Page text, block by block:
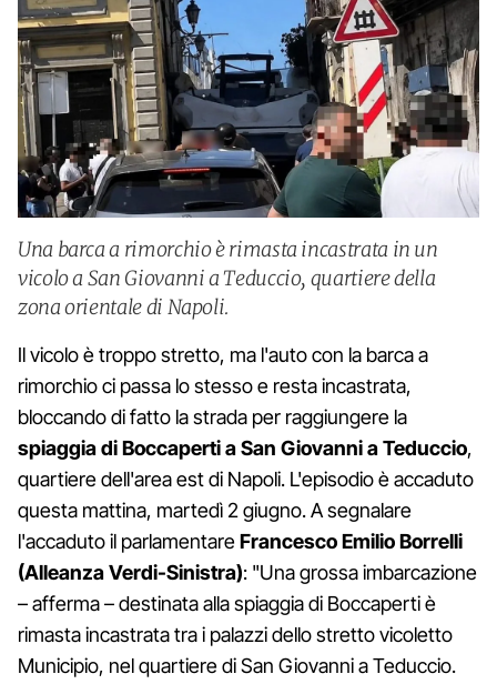
Una barca a rimorchio è rimasta incastrata in un
vicolo a San Giovanni a Teduccio, quartiere della
zona orientale di Napoli.
Il vicolo è troppo stretto, ma l'auto con la barca a
rimorchio ci passa lo stesso e resta incastrata,
bloccando di fatto la strada per raggiungere la
spiaggia di Boccaperti a San Giovanni a Teduccio,
quartiere dell'area est di Napoli. L'episodio è accaduto
questa mattina, martedì 2 giugno. A segnalare
l'accaduto il parlamentareFrancesco Emilio Borrelli
(Alleanza Verdi-Sinistra): "Una grossa imbarcazione
– afferma – destinata alla spiaggia di Boccaperti è
rimasta incastrata tra i palazzi dello stretto vicoletto
Municipio, nel quartiere di San Giovanni a Teduccio.